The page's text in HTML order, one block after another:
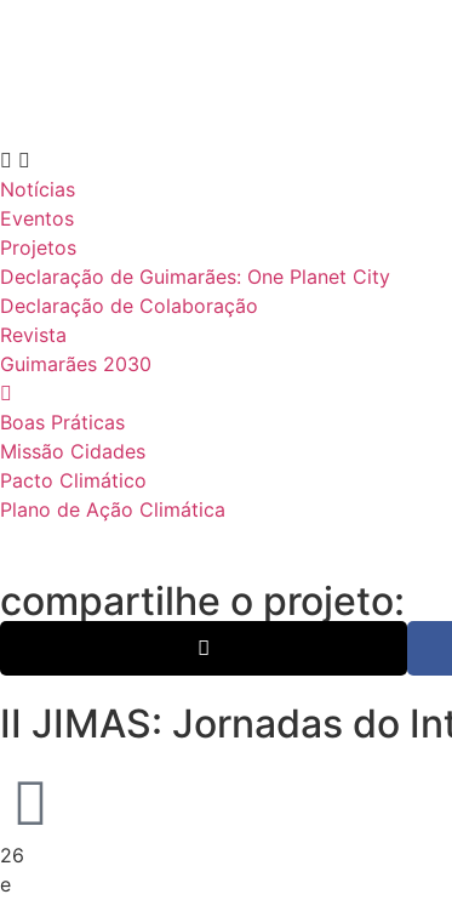
Notícias
Eventos
Projetos
Declaração de Guimarães: One Planet City
Declaração de Colaboração
Revista
Guimarães 2030
Boas Práticas
Missão Cidades
Pacto Climático
Plano de Ação Climática
compartilhe o projeto:
II JIMAS: Jornadas do
26
e